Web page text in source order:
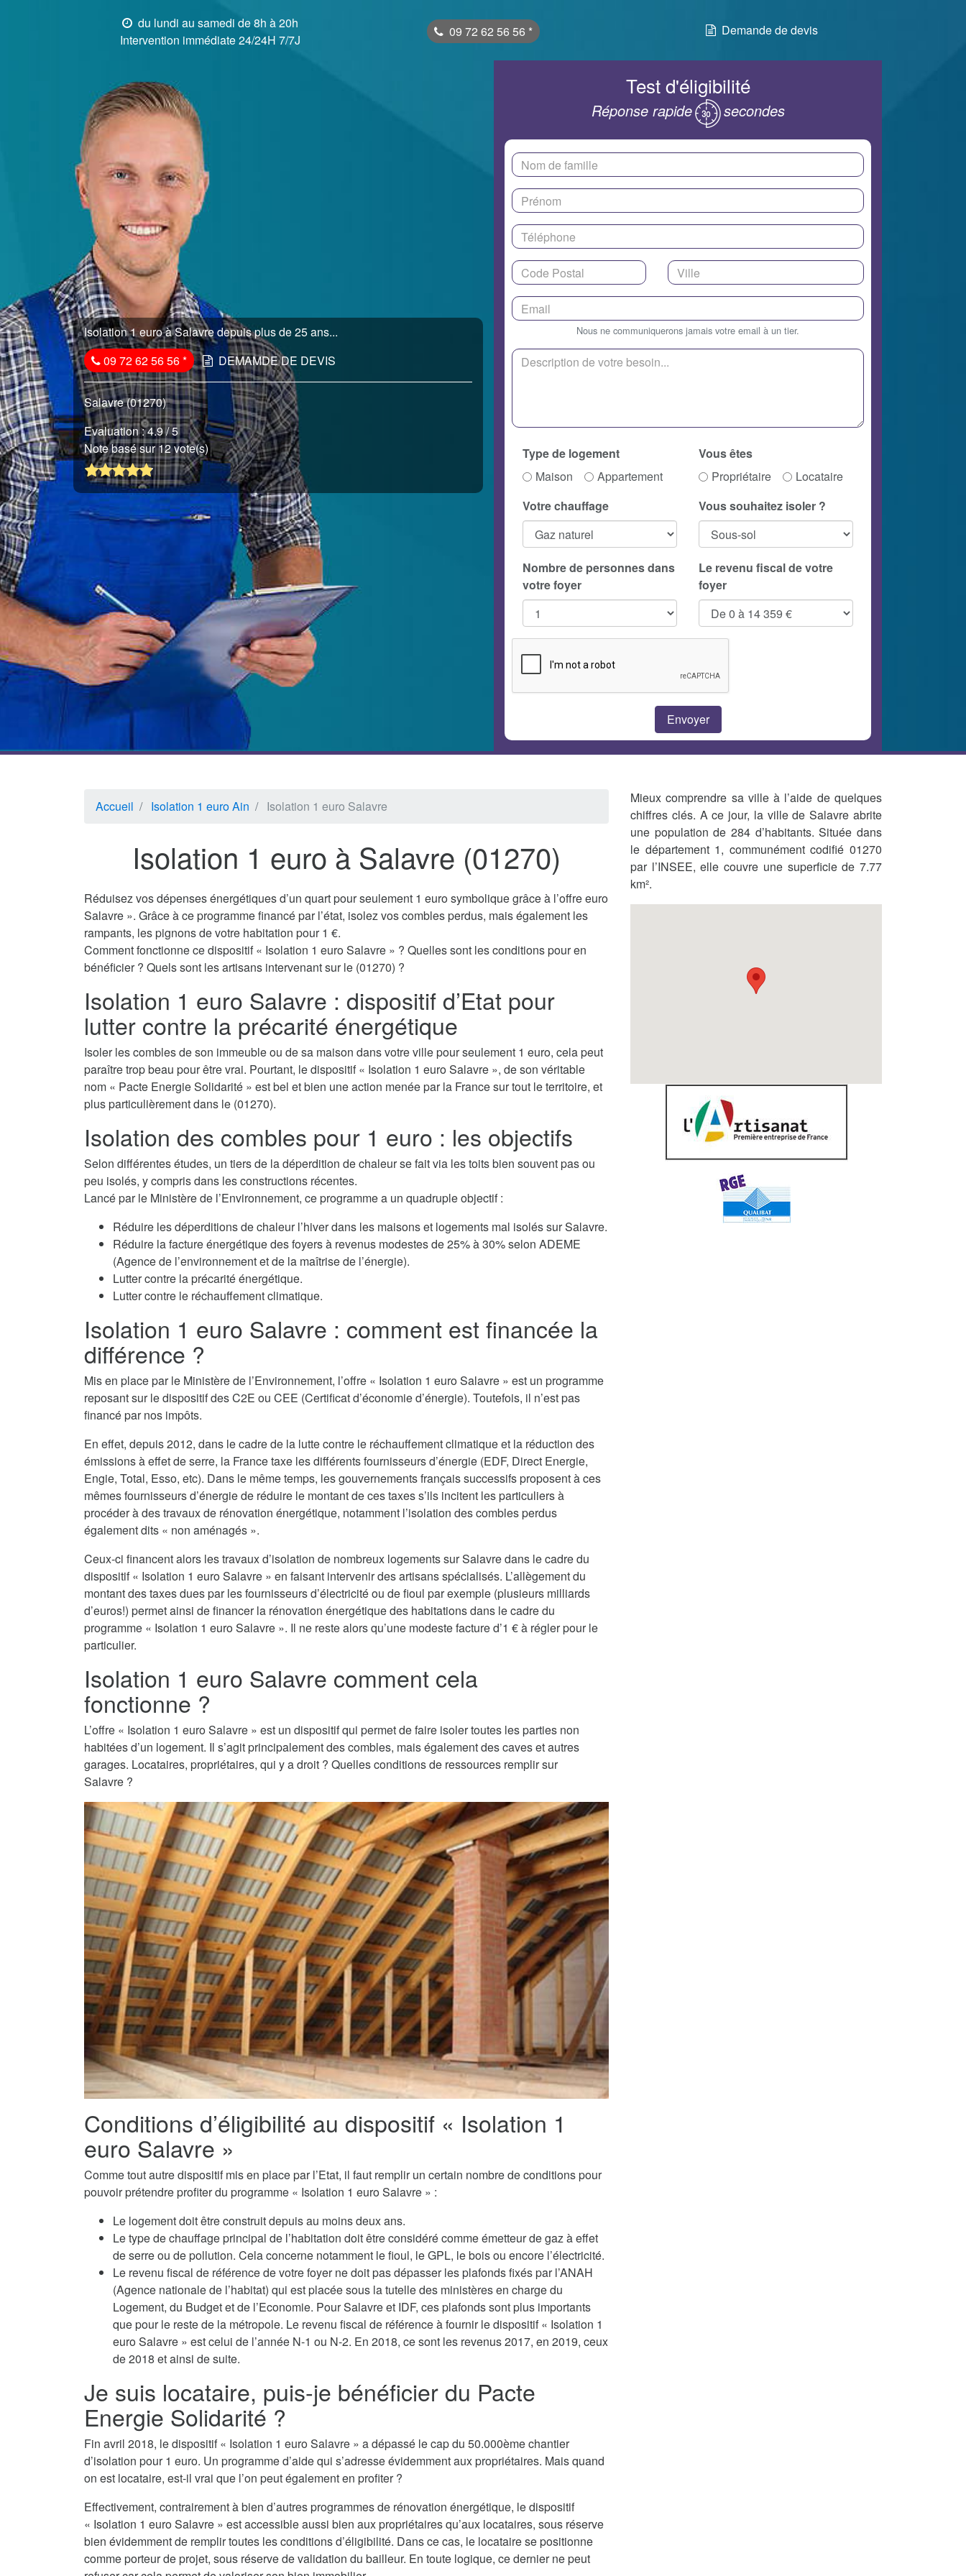
du lundi au samedi de 8h à 20h
Intervention immédiate 24/24H 7/7J
09 72 62 56 56 * Demande de devis
Isolation 1 euro à Salavre depuis plus de 25 ans...
09 72 62 56 56* DEMAMDE DE DEVIS
Salavre (01270)
Evaluation :4.9/ 5
Note basé sur 12 vote(s)
Test d'éligibilité
Réponse rapide secondes
Nous ne communiquerons jamais votre email à un tier.
Type de logement
Maison
Appartement
Vous êtes
Propriétaire
Locataire
Votre chauffage
Vous souhaitez isoler ?
Nombre de personnes dans
votre foyer
Le revenu fiscal de votre
foyer
Accueil Isolation 1 euro Ain Isolation 1 euro Salavre
Isolation 1 euro à Salavre (01270)
Réduisez vos dépenses énergétiques d’un quart pour seulement 1 euro symbolique grâce à l’offre euro
Salavre ». Grâce à ce programme financé par l’état, isolez vos combles perdus, mais également les
rampants, les pignons de votre habitation pour 1 €.
Comment fonctionne ce dispositif « Isolation 1 euro Salavre » ? Quelles sont les conditions pour en
bénéficier ? Quels sont les artisans intervenant sur le (01270) ?
Isolation 1 euro Salavre : dispositif d’Etat pour
lutter contre la précarité énergétique
Isoler les combles de son immeuble ou de sa maison dans votre ville pour seulement 1 euro, cela peut
paraître trop beau pour être vrai. Pourtant, le dispositif « Isolation 1 euro Salavre », de son véritable
nom « Pacte Energie Solidarité » est bel et bien une action menée par la France sur tout le territoire, et
plus particulièrement dans le (01270).
Isolation des combles pour 1 euro : les objectifs
Selon différentes études, un tiers de la déperdition de chaleur se fait via les toits bien souvent pas ou
peu isolés, y compris dans les constructions récentes.
Lancé par le Ministère de l’Environnement, ce programme a un quadruple objectif :
Réduire les déperditions de chaleur l’hiver dans les maisons et logements mal isolés sur Salavre.
Réduire la facture énergétique des foyers à revenus modestes de 25% à 30% selon ADEME
(Agence de l’environnement et de la maîtrise de l’énergie).
Lutter contre la précarité énergétique.
Lutter contre le réchauffement climatique.
Isolation 1 euro Salavre : comment est financée la
différence ?
Mis en place par le Ministère de l’Environnement, l’offre « Isolation 1 euro Salavre » est un programme
reposant sur le dispositif des C2E ou CEE (Certificat d’économie d’énergie). Toutefois, il n’est pas
financé par nos impôts.
En effet, depuis 2012, dans le cadre de la lutte contre le réchauffement climatique et la réduction des
émissions à effet de serre, la France taxe les différents fournisseurs d’énergie (EDF, Direct Energie,
Engie, Total, Esso, etc). Dans le même temps, les gouvernements français successifs proposent à ces
mêmes fournisseurs d’énergie de réduire le montant de ces taxes s’ils incitent les particuliers à
procéder à des travaux de rénovation énergétique, notamment l’isolation des combles perdus
également dits « non aménagés ».
Ceux-ci financent alors les travaux d’isolation de nombreux logements sur Salavre dans le cadre du
dispositif « Isolation 1 euro Salavre » en faisant intervenir des artisans spécialisés. L’allègement du
montant des taxes dues par les fournisseurs d’électricité ou de fioul par exemple (plusieurs milliards
d’euros!) permet ainsi de financer la rénovation énergétique des habitations dans le cadre du
programme « Isolation 1 euro Salavre ». Il ne reste alors qu’une modeste facture d’1 € à régler pour le
particulier.
Isolation 1 euro Salavre comment cela
fonctionne ?
L’offre « Isolation 1 euro Salavre » est un dispositif qui permet de faire isoler toutes les parties non
habitées d’un logement. Il s’agit principalement des combles, mais également des caves et autres
garages. Locataires, propriétaires, qui y a droit ? Quelles conditions de ressources remplir sur
Salavre ?
Conditions d’éligibilité au dispositif « Isolation 1
euro Salavre »
Comme tout autre dispositif mis en place par l’Etat, il faut remplir un certain nombre de conditions pour
pouvoir prétendre profiter du programme « Isolation 1 euro Salavre » :
Le logement doit être construit depuis au moins deux ans.
Le type de chauffage principal de l’habitation doit être considéré comme émetteur de gaz à effet
de serre ou de pollution. Cela concerne notamment le fioul, le GPL, le bois ou encore l’électricité.
Le revenu fiscal de référence de votre foyer ne doit pas dépasser les plafonds fixés par l’ANAH
(Agence nationale de l’habitat) qui est placée sous la tutelle des ministères en charge du
Logement, du Budget et de l’Economie. Pour Salavre et IDF, ces plafonds sont plus importants
que pour le reste de la métropole. Le revenu fiscal de référence à fournir le dispositif « Isolation 1
euro Salavre » est celui de l’année N-1 ou N-2. En 2018, ce sont les revenus 2017, en 2019, ceux
de 2018 et ainsi de suite.
Je suis locataire, puis-je bénéficier du Pacte
Energie Solidarité ?
Fin avril 2018, le dispositif « Isolation 1 euro Salavre » a dépassé le cap du 50.000ème chantier
d’isolation pour 1 euro. Un programme d’aide qui s’adresse évidemment aux propriétaires. Mais quand
on est locataire, est-il vrai que l’on peut également en profiter ?
Effectivement, contrairement à bien d’autres programmes de rénovation énergétique, le dispositif
« Isolation 1 euro Salavre » est accessible aussi bien aux propriétaires qu’aux locataires, sous réserve
bien évidemment de remplir toutes les conditions d’éligibilité. Dans ce cas, le locataire se positionne
comme porteur de projet, sous réserve de validation du bailleur. En toute logique, ce dernier ne peut
Mieux comprendre sa ville à l’aide de quelques
chiffres clés. A ce jour, la ville de Salavre abrite
une population de 284 d’habitants. Située dans
le département 1, communément codifié 01270
par l’INSEE, elle couvre une superficie de 7.77
km².